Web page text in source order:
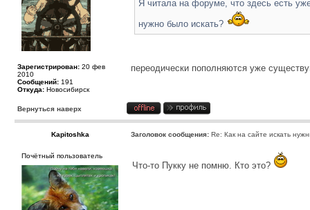
Зарегистрирован: 20 фев
2010
Сообщений: 191
Откуда: Новосибирск
Я читала на форуме, что здесь есть
нужно было искать?
переодически пополняются уже
Вернуться наверх
Kapitoshka Заголовок сообщения: Re: Как на сайте искать
Почётный пользователь
Что-то Пукку не помню. Кто это?